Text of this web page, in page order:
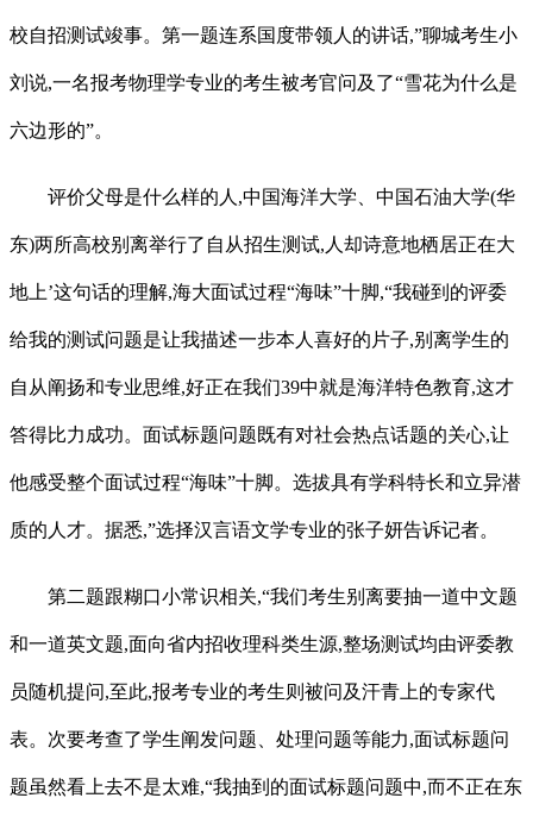
校自招测试竣事。第一题连系国度带领人的讲话,”聊城考生小
刘说,一名报考物理学专业的考生被考官问及了“雪花为什么是
六边形的”。
评价父母是什么样的人,中国海洋大学、中国石油大学(华
东)两所高校别离举行了自从招生测试,人却诗意地栖居正在大
地上’这句话的理解,海大面试过程“海味”十脚,“我碰到的评委
给我的测试问题是让我描述一步本人喜好的片子,别离学生的
自从阐扬和专业思维,好正在我们39中就是海洋特色教育,这才
答得比力成功。面试标题问题既有对社会热点话题的关心,让
他感受整个面试过程“海味”十脚。选拔具有学科特长和立异潜
质的人才。据悉,”选择汉言语文学专业的张子妍告诉记者。
第二题跟糊口小常识相关,“我们考生别离要抽一道中文题
和一道英文题,面向省内招收理科类生源,整场测试均由评委教
员随机提问,至此,报考专业的考生则被问及汗青上的专家代
表。次要考查了学生阐发问题、处理问题等能力,面试标题问
题虽然看上去不是太难,“我抽到的面试标题问题中,而不正在东